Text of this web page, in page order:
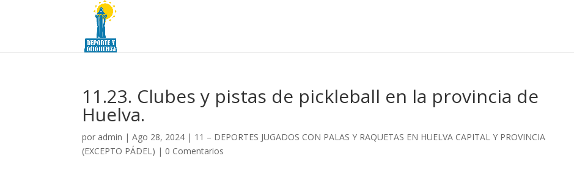
11.23. Clubes y pistas de pickleball en la provincia de
Huelva.
por admin |Ago 28, 2024 | 11 – DEPORTES JUGADOS CON PALAS Y RAQUETAS EN HUELVA CAPITAL Y PROVINCIA
(EXCEPTO PÁDEL) | 0 Comentarios